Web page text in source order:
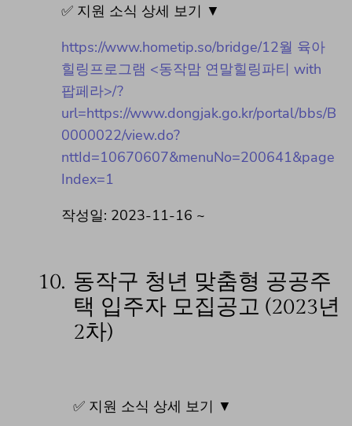
✅ 지원 소식 상세 보기 ▼
https://www.hometip.so/bridge/12월 육아
힐링프로그램 <동작맘 연말힐링파티 with
팝페라>/?
url=https://www.dongjak.go.kr/portal/bbs/B
0000022/view.do?
nttId=10670607&menuNo=200641&page
Index=1
작성일: 2023-11-16 ~
10. 동작구 청년 맞춤형 공공주
택 입주자 모집공고 (2023년
2차)
✅ 지원 소식 상세 보기 ▼